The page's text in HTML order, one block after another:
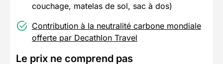
couchage, matelas de sol, sac à dos)
Contribution à la neutralité carbone mondiale
offerte par Decathlon Travel
Le prix ne comprend pas